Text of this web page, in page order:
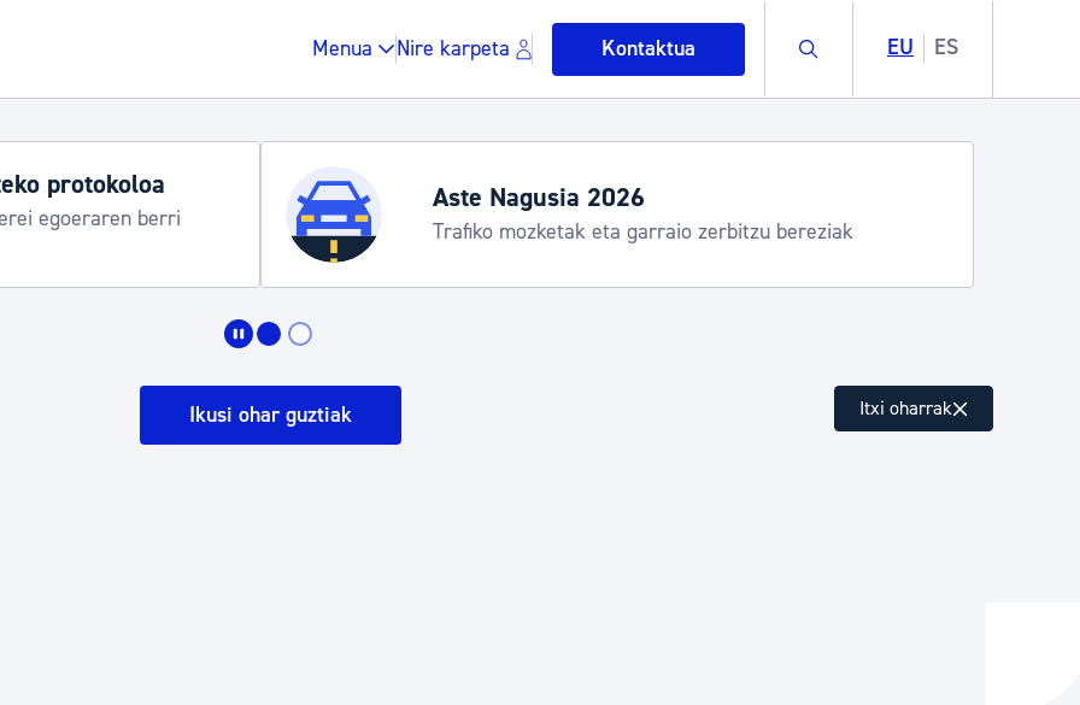
Menua Nire karpeta Kontaktua Buscar EU ES
Gune publikoa, hondakinak eta ingurumena
Udako ordutegiak eta zerbitzuak
Udalinfo, Donostia Kirola, Donostia Kultura, San Telmo,
Urgull, Hondalea, Turismoa
Ikusi ohar guztiak Itxi oharrak